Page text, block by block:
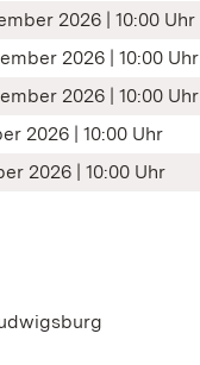
2026 | 10:00 Uhr
2026 | 10:00 Uhr
2026 | 10:00 Uhr
2026 | 10:00 Uhr
2026 | 10:00 Uhr